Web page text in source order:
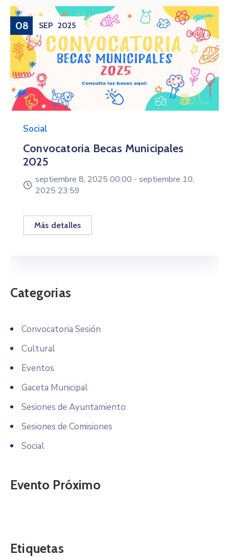
08 SEP 2025
Social
Convocatoria Becas Municipales
2025
septiembre 8, 2025 00:00 - septiembre 10,
2025 23:59
Más detalles
Categorias
Convocatoria Sesión
Cultural
Eventos
Gaceta Municipal
Sesiones de Ayuntamiento
Sesiones de Comisiones
Social
Evento Próximo
Etiquetas